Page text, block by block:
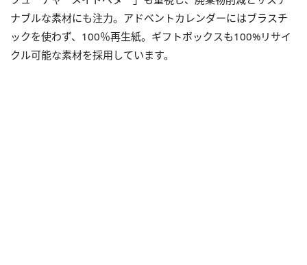
ナブルな素材にも注力。アドベントカレンダーにはブラスチ
ックを使わず、 100％再生紙。ギフトボックスも100%リサイ
クル可能な素材を採用しています。